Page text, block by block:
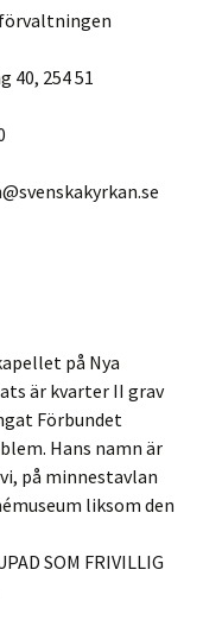
254 51
på Nya
är kvarter II grav
Förbundet
Hans namn är
på minnestavlan
liksom den
SOM FRIVILLIG